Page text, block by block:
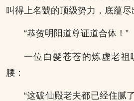
叫得上名號的顶级势力，底蕴尽
“恭贺明阳道尊证道合体！”
一位白髮苍苍的炼虚老祖
腰：
“这破仙殿老夫都已经住腻